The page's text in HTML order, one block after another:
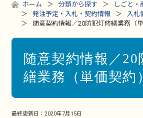
ホーム 分類から探す しごと・
発注予定・入札・契約情報
入札
随意契約情報／20防犯灯修繕業務（単
随意契約情報／20
繕業務（単価契約
最終更新日： 2020年7月15日